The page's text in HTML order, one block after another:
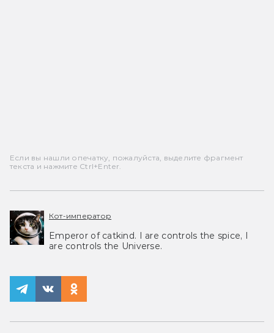
Если вы нашли опечатку, пожалуйста, выделите фрагмент
текста и нажмите Ctrl+Enter.
Кот-император
Emperor of catkind. I are controls the spice, I
are controls the Universe.